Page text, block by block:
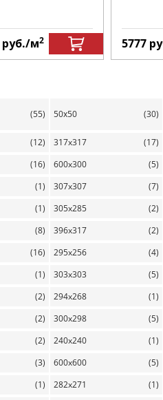
руб./м2 5777
(55) 50х50 (30)
(12) 317x317 (17)
(16) 600x300 (5)
(1) 307x307 (7)
(1) 305x285 (2)
(8) 396x317 (2)
(16) 295x256 (4)
(1) 303x303 (5)
(2) 294x268 (1)
(2) 300x298 (5)
(2) 240x240 (1)
(3) 600x600 (5)
(1) 282x271 (1)